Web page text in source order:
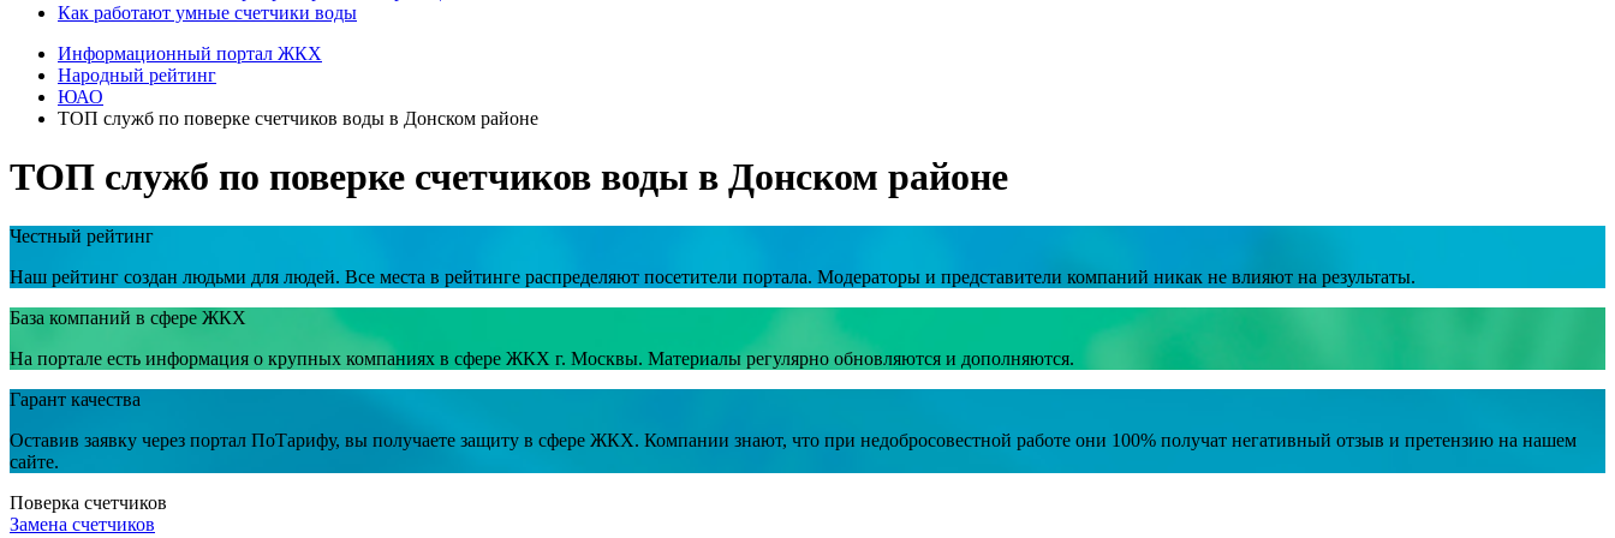
Как работают умные счетчики воды
Информационный портал ЖКХ
Народный рейтинг
ЮАО
ТОП служб по поверке счетчиков воды в Донском районе
ТОП служб по поверке счетчиков воды в Донском районе
Честный рейтинг
Наш рейтинг создан людьми для людей. Все места в рейтинге распределяют посетители портала. Модераторы и представители компаний никак не влияют на результаты.
База компаний в сфере ЖКХ
На портале есть информация о крупных компаниях в сфере ЖКХ г. Москвы. Материалы регулярно обновляются и дополняются.
Гарант качества
Оставив заявку через портал ПоТарифу, вы получаете защиту в сфере ЖКХ. Компании знают, что при недобросовестной работе они 100% получат негативный отзыв и претензию на нашем
сайте.
Поверка счетчиков
Замена счетчиков